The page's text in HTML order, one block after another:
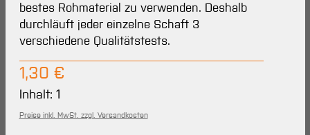
bestes Rohmaterial zu verwenden. Deshalb
durchläuft jeder einzelne Schaft 3
verschiedene Qualitätstests.
Regulärer Preis:
1,30 €
Inhalt: 1
Preise inkl. MwSt. zzgl. Versandkosten